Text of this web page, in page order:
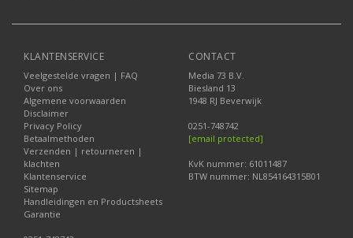
KLANTENSERVICE
Veelgestelde vragen | FAQ
Over ons
Algemene voorwaarden
Disclaimer
Privacy Policy
Betaalmethoden
Verzenden | retourneren |
klachten
Klantenservice
Sitemap
Handleidingen en Productsheets
Garantie
CONTACT
Media 73 B.V.
Biesland 13
1948 RJ Beverwijk
0251-748742
[email protected]
KvK nummer: 61011487
BTW nummer: NL854164315B01